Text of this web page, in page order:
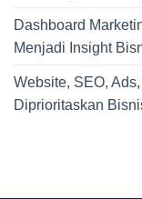
Dashboard
Menjadi Insight
Website, SEO,
Diprioritaskan